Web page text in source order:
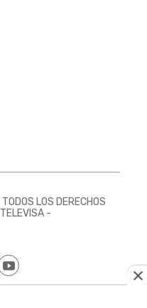
LOS DERECHOS
-
youtube